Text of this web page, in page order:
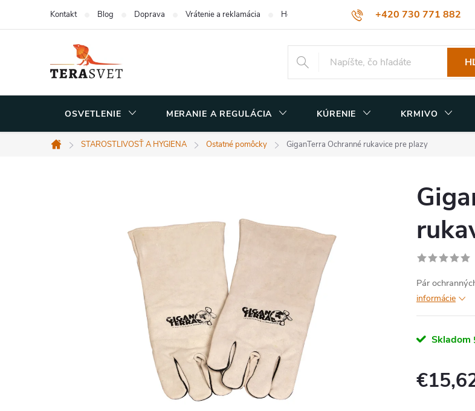
+420 730 771 882
muzicek@terasvet.sk
Kontakt Blog Doprava Vrátenie a reklamácia Hodnotenie obchodu Obchodné podmienky
OSVETLENIE MERANIE A REGULÁCIA KÚRENIE KRMIVO
Domov
STAROSTLIVOSŤ A HYGIENA Ostatné pomôcky GiganTerra Ochranné rukavice pre plazy
Pár
informácie
Skladom